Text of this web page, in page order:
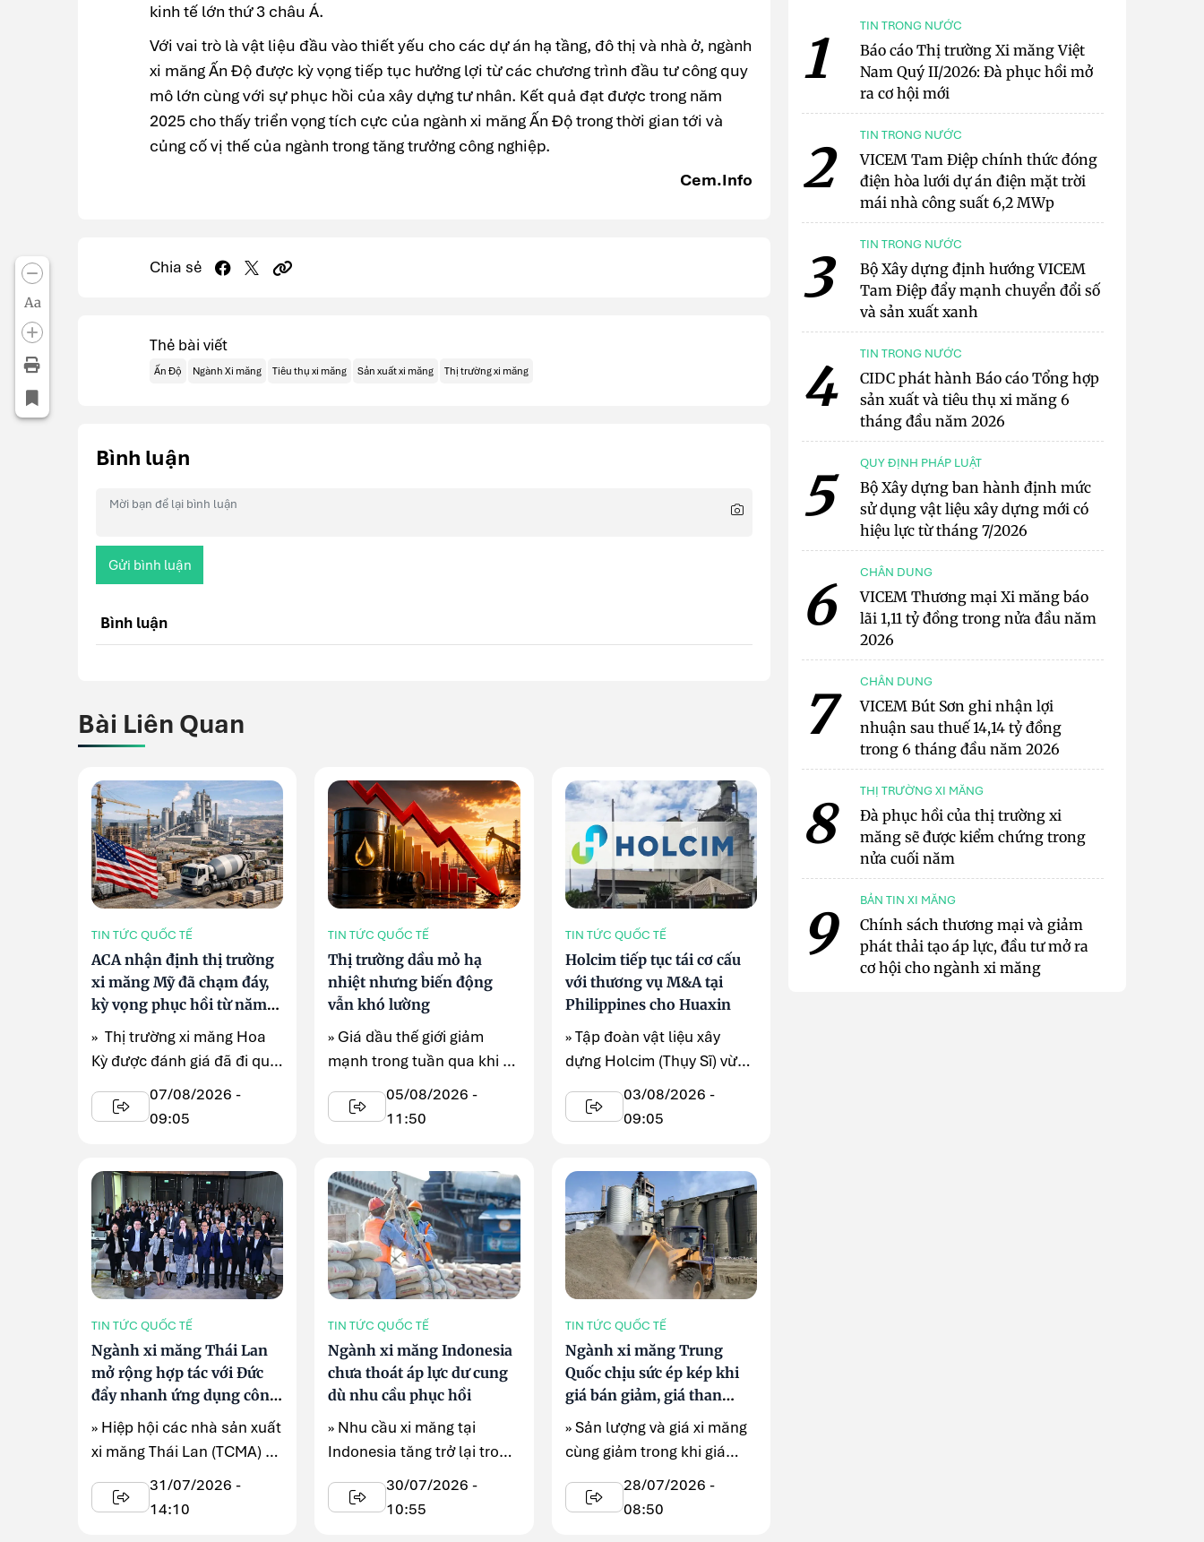
Aa
kinh tế lớn thứ 3 châu Á.
Với vai trò là vật liệu đầu vào thiết yếu cho các dự án hạ tầng, đô thị và nhà ở, ngành
xi măng Ấn Độ được kỳ vọng tiếp tục hưởng lợi từ các chương trình đầu tư công quy
mô lớn cùng với sự phục hồi của xây dựng tư nhân. Kết quả đạt được trong năm
2025 cho thấy triển vọng tích cực của ngành xi măng Ấn Độ trong thời gian tới và
củng cố vị thế của ngành trong tăng trưởng công nghiệp.
Cem.Info
Chia sẻ
Thẻ bài viết
Ấn Độ Ngành Xi măng Tiêu thụ xi măng Sản xuất xi măng Thị trường xi măng
Bình luận
Gửi bình luận
Bình luận
Bài Liên Quan
TIN TỨC QUỐC TẾ
ACA nhận định thị trường
xi măng Mỹ đã chạm đáy,
kỳ vọng phục hồi từ năm
2027
» Thị trường xi măng Hoa
Kỳ được đánh giá đã đi qua
giai đoạn suy giảm mạnh
nhất ...
07/08/2026 -
09:05
TIN TỨC QUỐC TẾ
Thị trường dầu mỏ hạ
nhiệt nhưng biến động
vẫn khó lường
» Giá dầu thế giới giảm
mạnh trong tuần qua khi kỳ
vọng căng thẳng tại Trung
Đông dần hạ nhiệt, ...
05/08/2026 -
11:50
TIN TỨC QUỐC TẾ
Holcim tiếp tục tái cơ cấu
với thương vụ M&A tại
Philippines cho Huaxin
» Tập đoàn vật liệu xây
dựng Holcim (Thụy Sĩ) vừa
công bố kế hoạch bán toàn
03/08/2026 -
09:05
TIN TỨC QUỐC TẾ
Ngành xi măng Thái Lan
mở rộng hợp tác với Đức
đẩy nhanh ứng dụng công
nghệ carbon thấp
» Hiệp hội các nhà sản xuất
xi măng Thái Lan (TCMA) và
Tổ chức hợp tác ...
31/07/2026 -
14:10
TIN TỨC QUỐC TẾ
Ngành xi măng Indonesia
chưa thoát áp lực dư cung
dù nhu cầu phục hồi
» Nhu cầu xi măng tại
Indonesia tăng trở lại trong
nửa đầu năm 2026 nhờ các
chương trình đầu tư ...
30/07/2026 -
10:55
TIN TỨC QUỐC TẾ
Ngành xi măng Trung
Quốc chịu sức ép kép khi
giá bán giảm, giá than
tăng
» Sản lượng và giá xi măng
cùng giảm trong khi giá
than nhiệt tăng mạnh ...
28/07/2026 -
08:50
1 TIN TRONG NƯỚC
Báo cáo Thị trường Xi măng Việt
Nam Quý II/2026: Đà phục hồi mở
ra cơ hội mới
2 TIN TRONG NƯỚC
VICEM Tam Điệp chính thức đóng
điện hòa lưới dự án điện mặt trời
mái nhà công suất 6,2 MWp
3 TIN TRONG NƯỚC
Bộ Xây dựng định hướng VICEM
Tam Điệp đẩy mạnh chuyển đổi số
và sản xuất xanh
4 TIN TRONG NƯỚC
CIDC phát hành Báo cáo Tổng hợp
sản xuất và tiêu thụ xi măng 6
tháng đầu năm 2026
5 QUY ĐỊNH PHÁP LUẬT
Bộ Xây dựng ban hành định mức
sử dụng vật liệu xây dựng mới có
hiệu lực từ tháng 7/2026
6 CHÂN DUNG
VICEM Thương mại Xi măng báo
lãi 1,11 tỷ đồng trong nửa đầu năm
2026
7 CHÂN DUNG
VICEM Bút Sơn ghi nhận lợi
nhuận sau thuế 14,14 tỷ đồng
trong 6 tháng đầu năm 2026
8 THỊ TRƯỜNG XI MĂNG
Đà phục hồi của thị trường xi
măng sẽ được kiểm chứng trong
nửa cuối năm
9 BẢN TIN XI MĂNG
Chính sách thương mại và giảm
phát thải tạo áp lực, đầu tư mở ra
cơ hội cho ngành xi măng